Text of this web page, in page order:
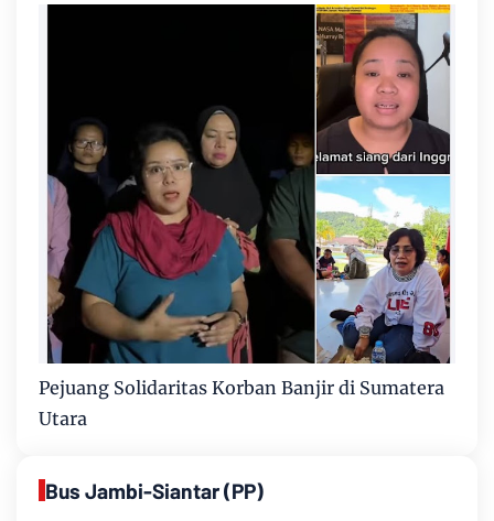
Pejuang Solidaritas Korban Banjir di Sumatera
Utara
Bus Jambi-Siantar (PP)